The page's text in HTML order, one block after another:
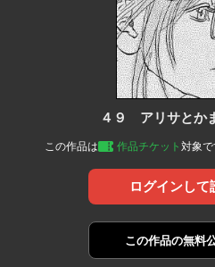
４９ アリサとか
この作品は 作品チケット 対象で
ログインして
この作品の無料